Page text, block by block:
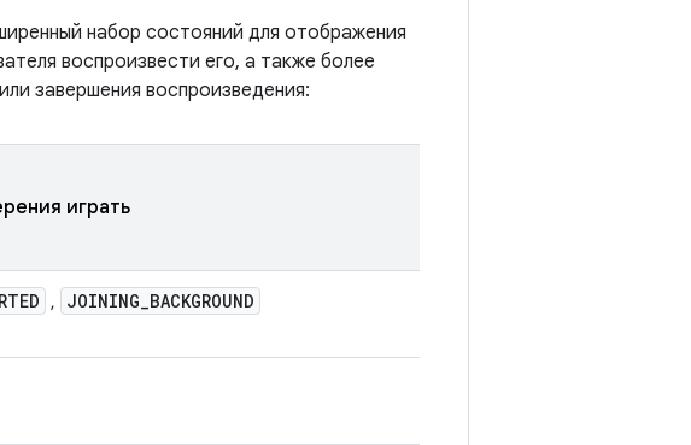
набор состояний для отображения
воспроизвести его, а также более
завершения воспроизведения:
играть
, JOINING_BACKGROUND